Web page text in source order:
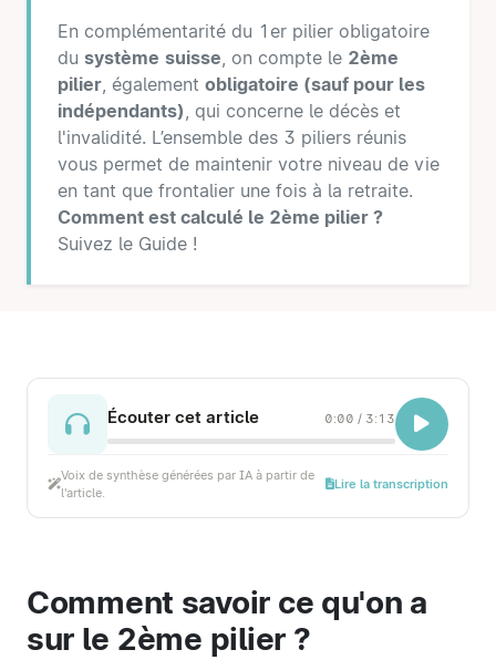
En complémentarité du 1er pilier obligatoire
du système suisse, on compte le 2ème
pilier, également obligatoire (sauf pour les
indépendants), qui concerne le décès et
l'invalidité. L’ensemble des 3 piliers réunis
vous permet de maintenir votre niveau de vie
en tant que frontalier une fois à la retraite.
Comment est calculé le 2ème pilier ?
Suivez le Guide !
Écouter cet article 0:00 / 3:13
Voix de synthèse générées par IA à partir de
l'article.
Lire la transcription
Comment savoir ce qu'on a
sur le 2ème pilier ?